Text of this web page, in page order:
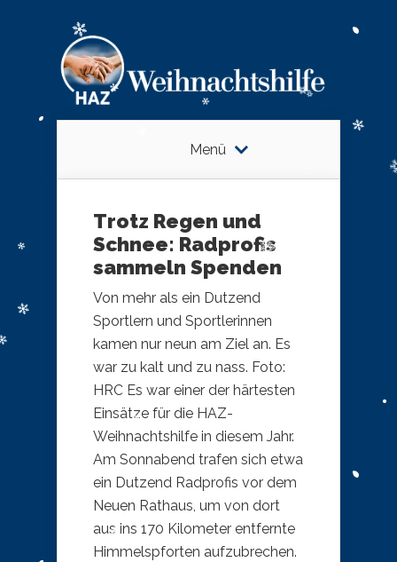
Menü
Trotz Regen und
Schnee: Radprofis
sammeln Spenden
Von mehr als ein Dutzend
Sportlern und Sportlerinnen
kamen nur neun am Ziel an. Es
war zu kalt und zu nass. Foto:
HRC ​Es war einer der härtesten
Einsätze für die HAZ-
Weihnachtshilfe in diesem Jahr.
Am Sonnabend trafen sich etwa
ein Dutzend Radprofis vor dem
Neuen Rathaus, um von dort
aus ins 170 Kilometer entfernte
Himmelspforten aufzubrechen.